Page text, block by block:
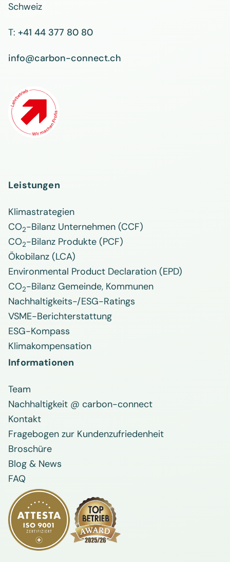
Schweiz
T: +41 44 377 80 80
info@carbon-connect.ch
Leistungen
Klimastrategien
CO2-Bilanz Unternehmen (CCF)
CO2-Bilanz Produkte (PCF)
Ökobilanz (LCA)
Environmental Product Declaration (EPD)
CO2-Bilanz Gemeinde, Kommunen
Nachhaltigkeits-/ESG-Ratings
VSME-Berichterstattung
ESG-Kompass
Klimakompensation
Informationen
Team
Nachhaltigkeit @ carbon-connect
Kontakt
Fragebogen zur Kundenzufriedenheit
Broschüre
Blog & News
FAQ